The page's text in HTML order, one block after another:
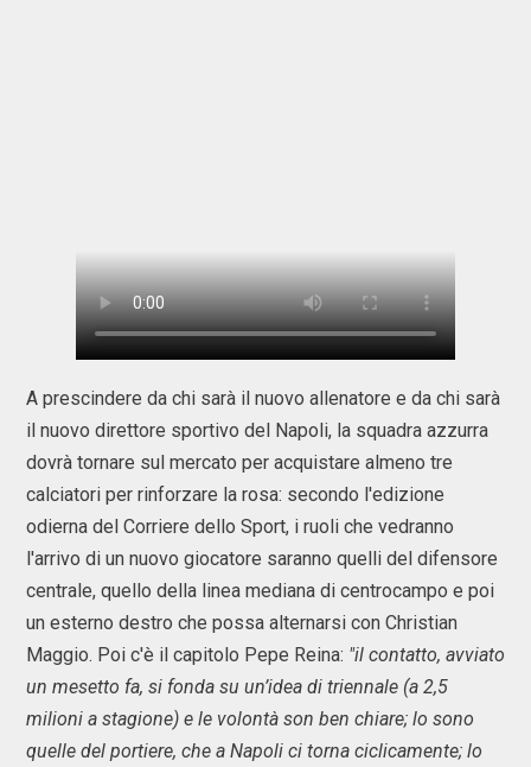
A prescindere da chi sarà il nuovo allenatore e da chi sarà
il nuovo direttore sportivo del Napoli, la squadra azzurra
dovrà tornare sul mercato per acquistare almeno tre
calciatori per rinforzare la rosa: secondo l'edizione
odierna del Corriere dello Sport, i ruoli che vedranno
l'arrivo di un nuovo giocatore saranno quelli del difensore
centrale, quello della linea mediana di centrocampo e poi
un esterno destro che possa alternarsi con Christian
Maggio. Poi c'è il capitolo Pepe Reina: "il contatto, avviato
un mesetto fa, si fonda su un’idea di triennale (a 2,5
milioni a stagione) e le volontà son ben chiare; lo sono
quelle del portiere, che a Napoli ci torna ciclicamente; lo